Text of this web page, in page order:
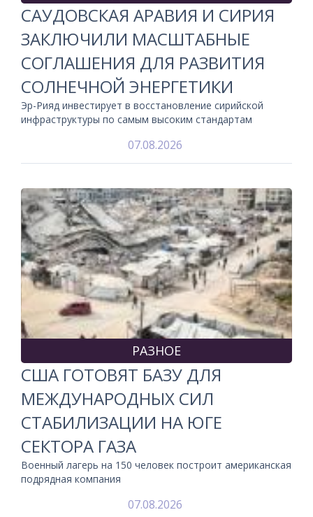
САУДОВСКАЯ АРАВИЯ И СИРИЯ
ЗАКЛЮЧИЛИ МАСШТАБНЫЕ
СОГЛАШЕНИЯ ДЛЯ РАЗВИТИЯ
СОЛНЕЧНОЙ ЭНЕРГЕТИКИ
Эр-Рияд инвестирует в восстановление сирийской
инфраструктуры по самым высоким стандартам
07.08.2026
РАЗНОЕ
США ГОТОВЯТ БАЗУ ДЛЯ
МЕЖДУНАРОДНЫХ СИЛ
СТАБИЛИЗАЦИИ НА ЮГЕ
СЕКТОРА ГАЗА
Военный лагерь на 150 человек построит американская
подрядная компания
07.08.2026